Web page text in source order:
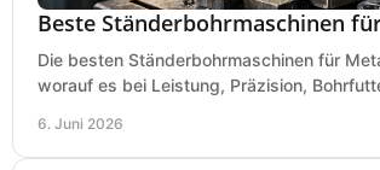
Beste Ständerbohrmaschinen
Die besten Ständerbohrmaschinen für
worauf es bei Leistung, Präzision,
6. Juni 2026